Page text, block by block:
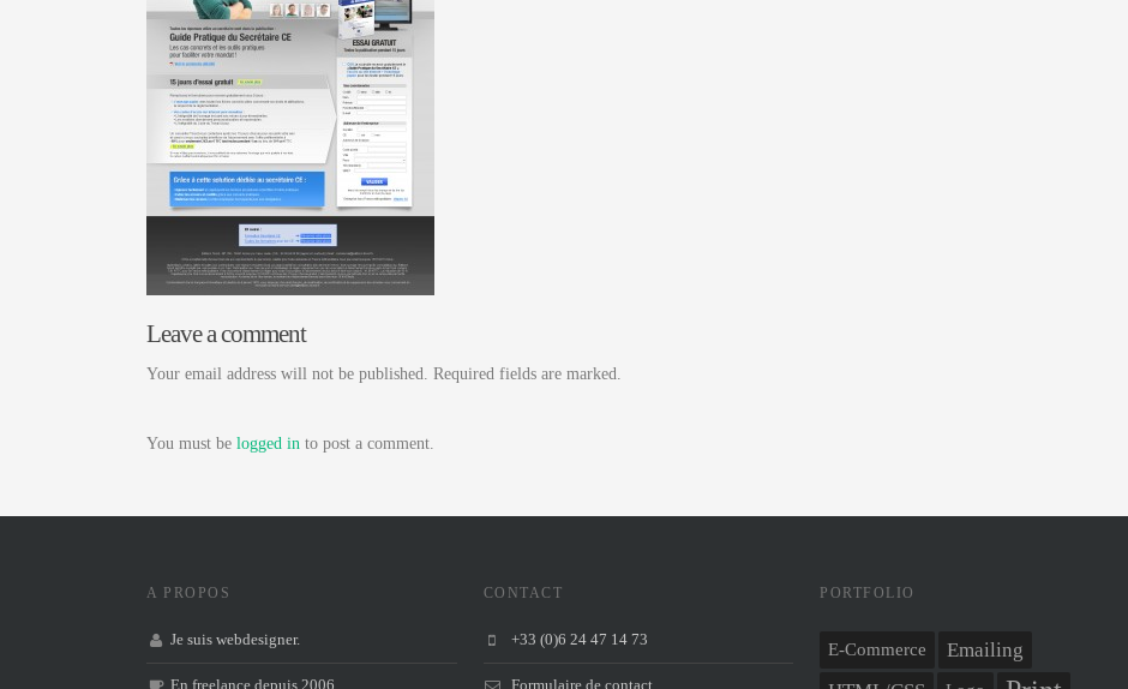
Leave a comment
Your email address will not be published. Required fields are marked.
You must be logged in to post a comment.
A PROPOS
Je suis webdesigner.
En freelance depuis 2006.
CONTACT
+33 (0)6 24 47 14 73
Formulaire de contact
PORTFOLIO
E-Commerce
Emailing